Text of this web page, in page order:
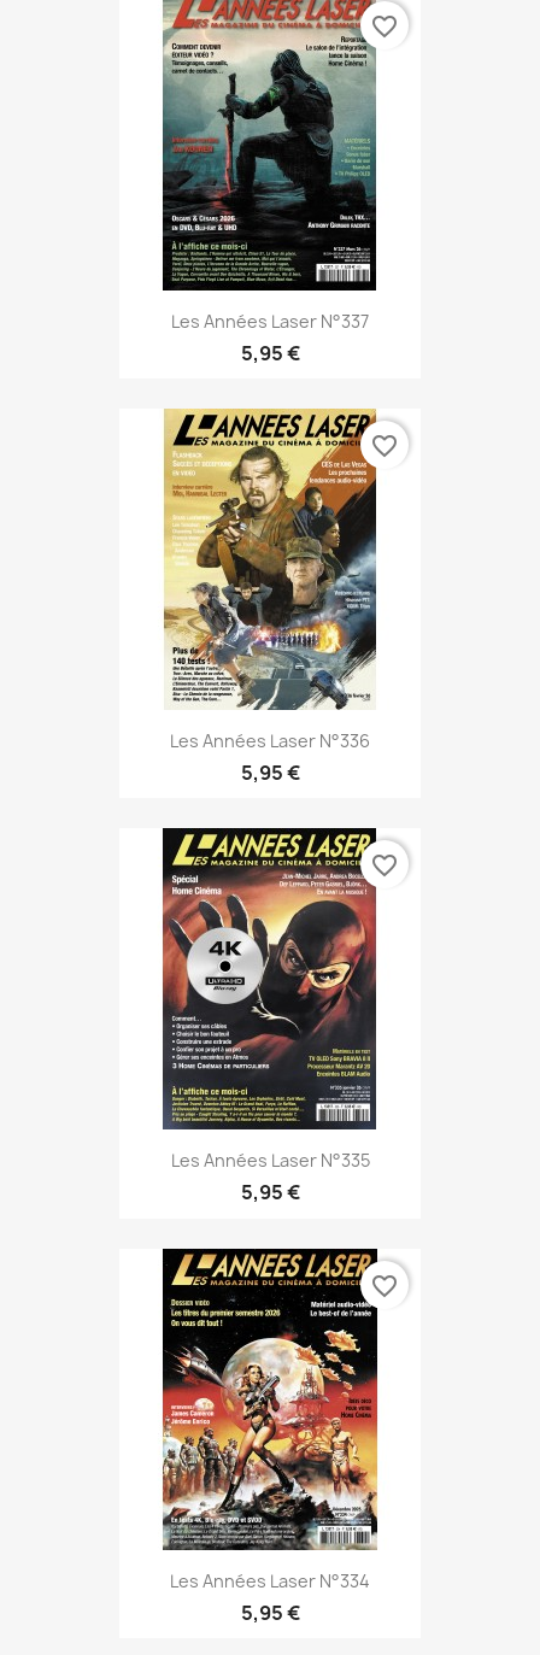
Les Années Laser N°337
5,95 €
favorite_border
Les Années Laser N°336
5,95 €
favorite_border
Les Années Laser N°335
5,95 €
favorite_border
Les Années Laser N°334
5,95 €
favorite_border